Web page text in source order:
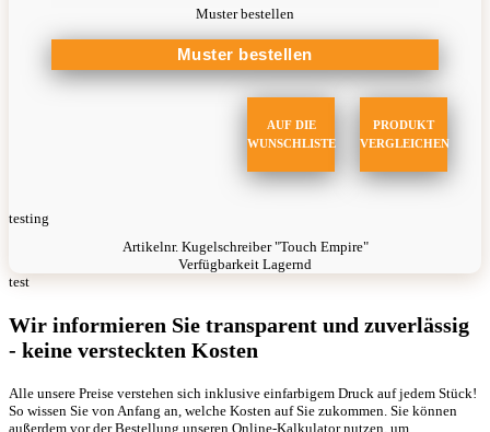
Muster bestellen
AUF DIE
WUNSCHLISTE
PRODUKT
VERGLEICHEN
testing
Artikelnr.Kugelschreiber "Touch Empire"
Verfügbarkeit Lagernd
test
Wir informieren Sie transparent und zuverlässig
- keine versteckten Kosten
Alle unsere Preise verstehen sich inklusive einfarbigem Druck auf jedem Stück!
So wissen Sie von Anfang an, welche Kosten auf Sie zukommen. Sie können
außerdem vor der Bestellung unseren Online-Kalkulator nutzen, um